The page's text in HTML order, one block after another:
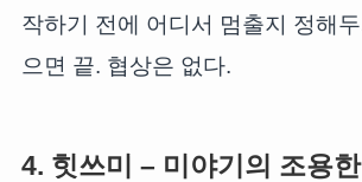
작하기 전에 어디서 멈출지 정해
으면 끝. 협상은 없다.
4. 힛쓰미 – 미야기의 조용